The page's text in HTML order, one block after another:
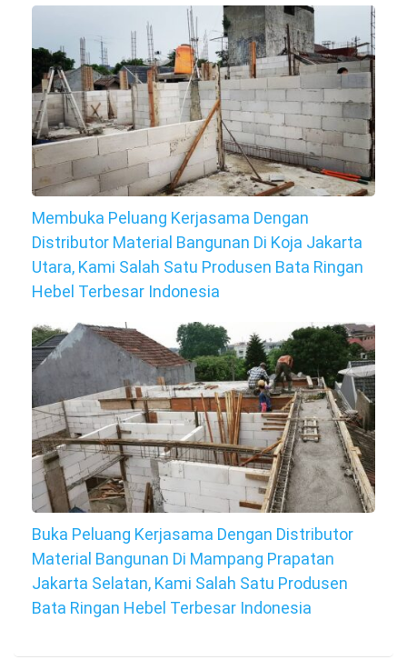
Membuka Peluang Kerjasama Dengan
Distributor Material Bangunan Di Koja Jakarta
Utara, Kami Salah Satu Produsen Bata Ringan
Hebel Terbesar Indonesia
Buka Peluang Kerjasama Dengan Distributor
Material Bangunan Di Mampang Prapatan
Jakarta Selatan, Kami Salah Satu Produsen
Bata Ringan Hebel Terbesar Indonesia